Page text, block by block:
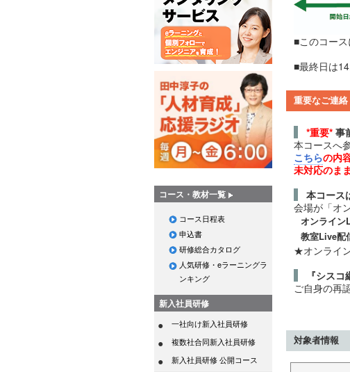
コース・教材一覧
コース日程表
申込書
研修総合カタログ
人気研修・eラーニングラ
ンキング
新入社員研修
一社向け新入社員研修
複数社合同新入社員研修
新入社員研修 公開コース
■このコー
■最終日は
重要なご連
*重要* 事
本コースへ
こちらの内
未対応のま
本コース
会場が「オ
オンライン
教室Live配
★オンライ
『シス
ご自身の再
対象者情報